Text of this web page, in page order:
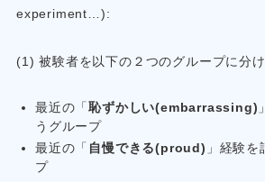
experiment…):
(1) 被験者を以下の２つのグループに分
最近の「恥ずかしい(embarrassing)
うグループ
最近の「 自慢できる(proud) 」経験
プ